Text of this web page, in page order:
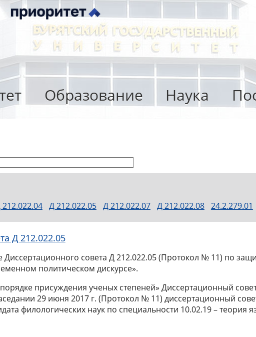
Образование Наука
Д 212.022.05 Д 212.022.07 Д 212.022.08 24.2.279.01
Д 212.022.05
Диссертационного совета Д 212.022.05 (Протокол № 11) по
политическом дискурсе».
присуждения ученых степеней» Диссертационный
29 июня 2017 г. (Протокол № 11) диссертационный
филологических наук по специальности 10.02.19 – теория